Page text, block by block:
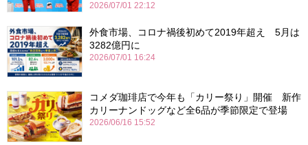
2026/07/01 22:12
外食市場、コロナ禍後初めて2019年超え 5月は
3282億円に
2026/07/01 16:24
コメダ珈琲店で今年も「カリー祭り」開催 新作
カリーナンドッグなど全6品が季節限定で登場
2026/06/16 15:52